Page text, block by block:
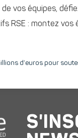
de vos équipes,
RSE : montez vos